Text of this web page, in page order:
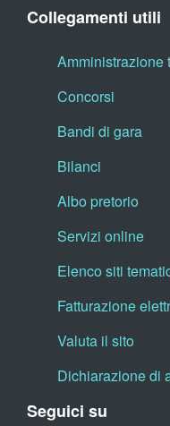
Collegamenti utili
Amministrazione
Concorsi
Bandi di gara
Bilanci
Albo pretorio
Servizi online
Elenco siti
Fatturazione
Valuta il sito
Dichiarazione di
Seguici su